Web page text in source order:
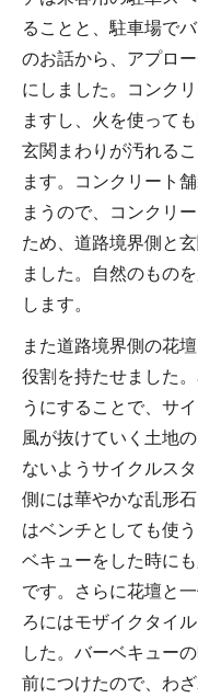
ることと、駐車場で
のお話から、アプロ
にしました。コンク
ますし、火を使って
玄関まわりが汚れる
ます。コンクリート
まうので、コンクリ
ため、道路境界側と
ました。自然のもの
します。
また道路境界側の花
役割を持たせました
うにすることで、サ
風が抜けていく土地
ないようサイクルス
側には華やかな乱形
はベンチとしても使
ベキューをした時に
です。さらに花壇と
ろにはモザイクタイ
した。バーベキュー
前につけたので、わ